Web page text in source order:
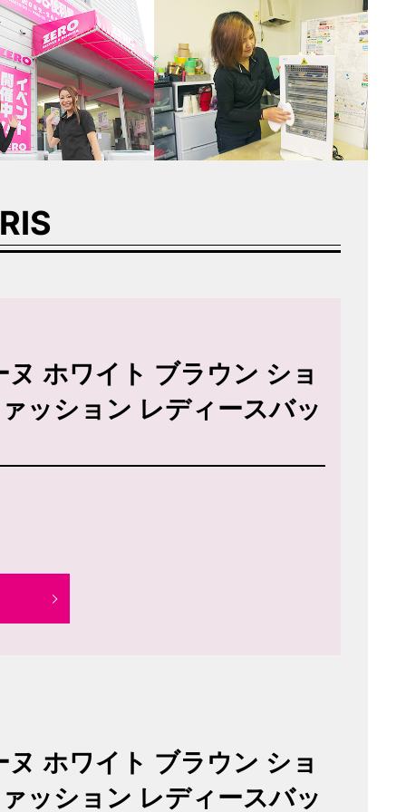
ホワイト ブラウン ショ
ッション レディースバッ
ホワイト ブラウン ショ
ッション レディースバッ